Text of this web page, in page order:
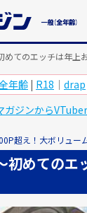
てのエッチは年上
年齢 | R18 ｜ drap
ガジンから
超え！大ボリュー
めてのエ